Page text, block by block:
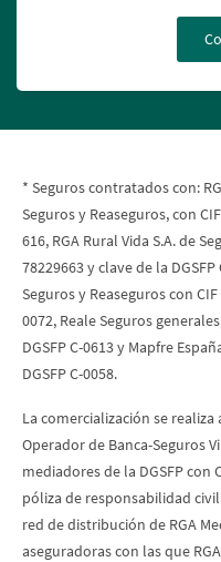
* Seguros contratados con:
Seguros y Reaseguros, con
616, RGA Rural Vida S.A. de
78229663 y clave de la
Seguros y Reaseguros con
0072, Reale Seguros
DGSFP C-0613 y Mapfre
DGSFP C-0058.
La comercialización se realiza
Operador de Banca-Seguros
mediadores de la DGSFP con
póliza de responsabilidad
red de distribución de RGA
aseguradoras con las que